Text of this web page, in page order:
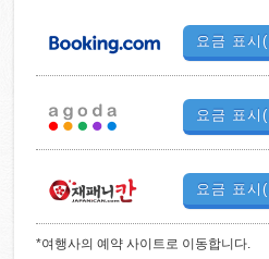
요금 표시
요금 표시
요금 표시
*여행사의 예약 사이트로 이동합니다.